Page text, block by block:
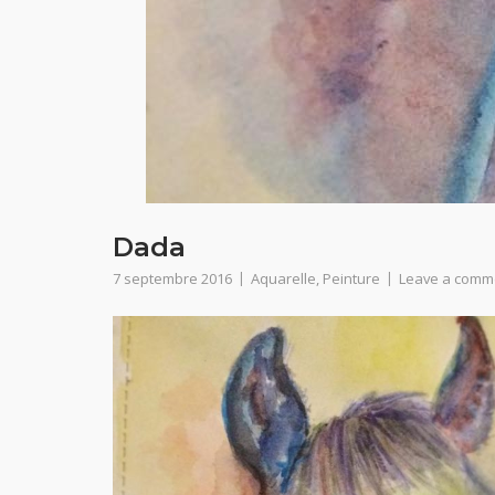
Dada
7 septembre 2016 Aquarelle, Peinture Leave a